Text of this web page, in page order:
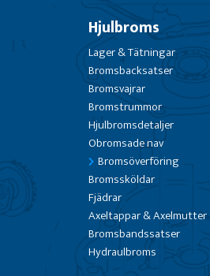
Hjulbroms
Lager & Tätningar
Bromsbacksatser
Bromsvajrar
Bromstrummor
Hjulbromsdetaljer
Obromsade nav
Bromsöverföring
Bromssköldar
Fjädrar
Axeltappar & Axelmutter
Bromsbandssatser
Hydraulbroms